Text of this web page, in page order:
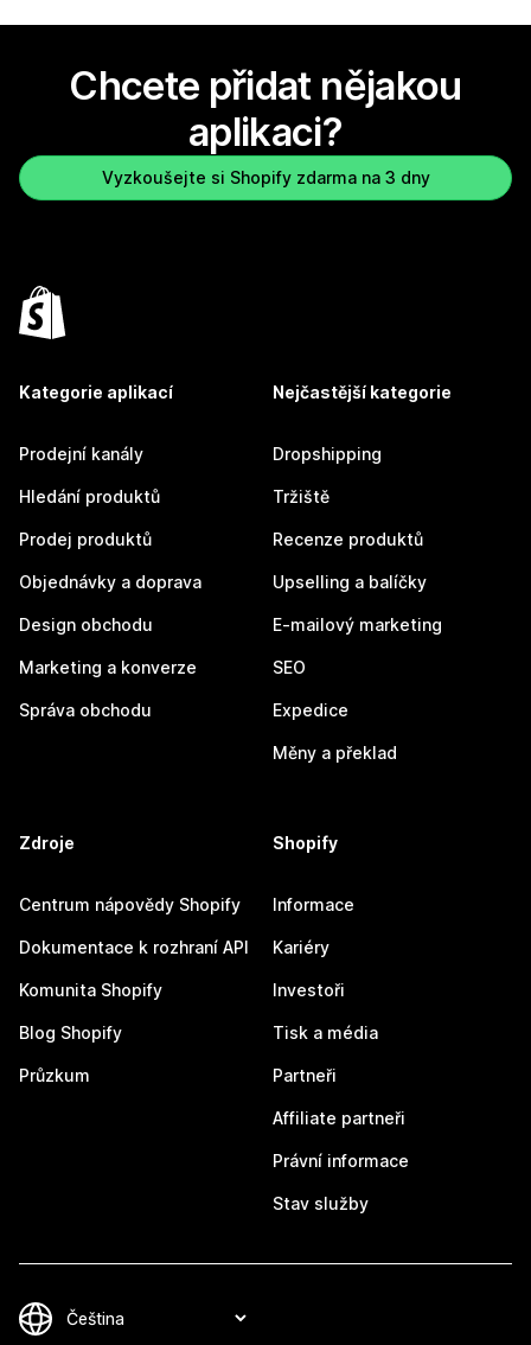
Chcete přidat nějakou
aplikaci?
Vyzkoušejte si Shopify zdarma na 3 dny
Kategorie aplikací
Prodejní kanály
Hledání produktů
Prodej produktů
Objednávky a doprava
Design obchodu
Marketing a konverze
Správa obchodu
Nejčastější kategorie
Dropshipping
Tržiště
Recenze produktů
Upselling a balíčky
E-mailový marketing
SEO
Expedice
Měny a překlad
Zdroje
Centrum nápovědy Shopify
Dokumentace k rozhraní API
Komunita Shopify
Blog Shopify
Průzkum
Shopify
Informace
Kariéry
Investoři
Tisk a média
Partneři
Affiliate partneři
Právní informace
Stav služby